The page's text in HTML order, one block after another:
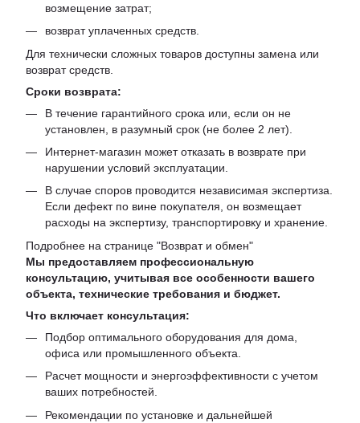
возмещение затрат;
возврат уплаченных средств.
Для технически сложных товаров доступны замена или
возврат средств.
Сроки возврата:
В течение гарантийного срока или, если он не
установлен, в разумный срок (не более 2 лет).
Интернет-магазин может отказать в возврате при
нарушении условий эксплуатации.
В случае споров проводится независимая экспертиза.
Если дефект по вине покупателя, он возмещает
расходы на экспертизу, транспортировку и хранение.
Подробнее на странице "Возврат и обмен"
Мы предоставляем профессиональную
консультацию, учитывая все особенности вашего
объекта, технические требования и бюджет.
Что включает консультация:
Подбор оптимального оборудования для дома,
офиса или промышленного объекта.
Расчет мощности и энергоэффективности с учетом
ваших потребностей.
Рекомендации по установке и дальнейшей